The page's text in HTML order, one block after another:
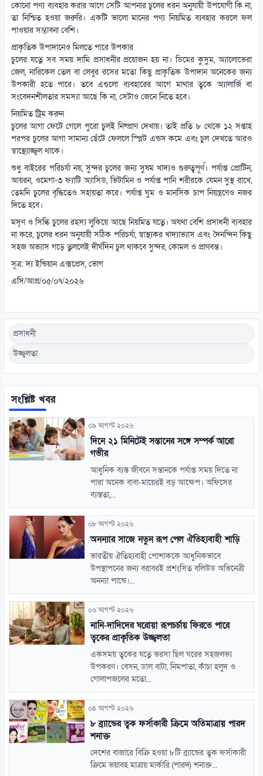
কোনো পণ্য ব্যবহার করার আগে সেটি আপনার চুলের ধরন অনুযায়ী উপযোগী কি না,
তা নিশ্চিত হওয়া জরুরি। একটি ভালো মানের পণ্য নিয়মিত ব্যবহার করলে ফল
পাওয়ার সম্ভাবনা বেশি।
প্রাকৃতিক উপাদানেও মিলতে পারে উপকার
চুলের যত্নে সব সময় দামি প্রসাধনীর প্রয়োজন হয় না। ডিমের কুসুম, অ্যালোভেরা
জেল, নারিকেল তেল বা লেবুর রসের মতো কিছু প্রাকৃতিক উপাদান অনেকের জন্য
উপকারী হতে পারে। তবে এগুলো ব্যবহারের আগে মাথার ত্বকে অ্যালার্জি বা
সংবেদনশীলতার সমস্যা আছে কি না, সেটাও জেনে নিতে হবে।
নিয়মিত ট্রিম করুন
চুলের আগা ফেটে গেলে পুরো চুলই নিষ্প্রাণ দেখায়। তাই প্রতি ৮ থেকে ১২ সপ্তাহ
পরপর চুলের আগা সামান্য ছেঁটে ফেললে স্প্লিট এন্ডস কমে এবং চুল দেখতে আরও
স্বাস্থ্যোজ্জ্বল থাকে।
শুধু বাইরের পরিচর্যা নয়, সুন্দর চুলের জন্য সুষম খাদ্যও গুরুত্বপূর্ণ। পর্যাপ্ত প্রোটিন,
আয়রন, ওমেগা-৩ ফ্যাটি অ্যাসিড, ভিটামিন ও পর্যাপ্ত পানি শরীরকে যেমন সুস্থ রাখে,
তেমনি চুলের বৃদ্ধিতেও সহায়তা করে। পর্যাপ্ত ঘুম ও মানসিক চাপ নিয়ন্ত্রণেও নজর
দিতে হবে।
মসৃণ ও সিল্কি চুলের রহস্য লুকিয়ে আছে নিয়মিত যত্নে। অযথা বেশি প্রসাধনী ব্যবহার
না করে, চুলের ধরন অনুযায়ী সঠিক পরিচর্যা, স্বাস্থ্যকর খাদ্যাভ্যাস এবং দৈনন্দিন কিছু
সহজ অভ্যাস গড়ে তুললেই দীর্ঘদিন চুল থাকবে সুন্দর, কোমল ও প্রাণবন্ত।
সূত্র: দ্য ইন্ডিয়ান এক্সপ্রেস, ভোগ
এসি/আপ্র/০৫/০৭/২০২৬
প্রসাধনী
উজ্জ্বলতা
সংশ্লিষ্ট খবর
০৯ আগস্ট ২০২৬
দিনে ২১ মিনিটেই সন্তানের সঙ্গে সম্পর্ক আরো
গভীর
আধুনিক ব্যস্ত জীবনে সন্তানকে পর্যাপ্ত সময় দিতে না
পারা অনেক বাবা-মায়েরই বড় আক্ষেপ। অফিসের
ব্যস্ততা,...
০৮ আগস্ট ২০২৬
অনন্যার সাজে নতুন রূপ পেল ঐতিহ্যবাহী শাড়ি
ভারতীয় ঐতিহ্যবাহী পোশাককে আধুনিকভাবে
উপস্থাপনের জন্য বরাবরই প্রশংসিত বলিউড অভিনেত্রী
অনন্যা পান্ডে।...
০৬ আগস্ট ২০২৬
নানি-দাদিদের ঘরোয়া রূপচর্চায় ফিরতে পারে
ত্বকের প্রাকৃতিক উজ্জ্বলতা
একসময় ত্বকের যত্নে ভরসা ছিল ঘরের সহজলভ্য
উপকরণ। বেসন, ডাল বাটা, নিমপাতা, কাঁচা হলুদ ও
গোলাপজলের মতো...
০৪ আগস্ট ২০২৬
৮ ব্র্যান্ডের ত্বক ফর্সাকারী ক্রিমে অতিমাত্রায় পারদ
শনাক্ত
দেশের বাজারে বিক্রি হওয়া ৮টি ব্র্যান্ডের ত্বক ফর্সাকারী
ক্রিমে ভয়াবহ মাত্রায় মার্কারি (পারদ) শনাক্ত...